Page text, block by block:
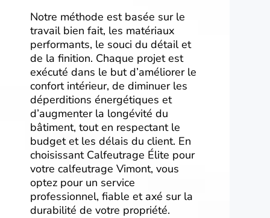
Notre méthode est basée sur le
travail bien fait, les matériaux
performants, le souci du détail et
de la finition. Chaque projet est
exécuté dans le but d’améliorer le
confort intérieur, de diminuer les
déperditions énergétiques et
d’augmenter la longévité du
bâtiment, tout en respectant le
budget et les délais du client. En
choisissant Calfeutrage Élite pour
votre calfeutrage Vimont, vous
optez pour un service
professionnel, fiable et axé sur la
durabilité de votre propriété.